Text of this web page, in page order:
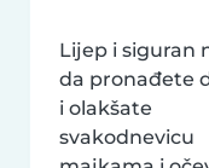
Lijep i siguran
da pronađete
i olakšate
svakodnevicu